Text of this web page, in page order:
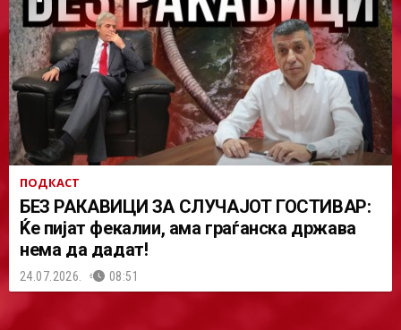
ПОДКАСТ
БЕЗ РАКАВИЦИ ЗА СЛУЧАЈОТ ГОСТИВАР:
Ќе пијат фекалии, ама граѓанска држава
нема да дадат!
24.07.2026. 08:51